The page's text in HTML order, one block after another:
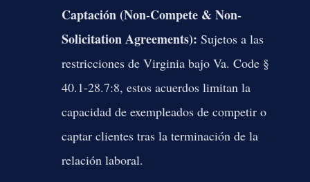
Captación (Non-Compete & Non-
Solicitation Agreements): Sujetos a las
restricciones de Virginia bajo Va. Code §
40.1-28.7:8, estos acuerdos limitan la
capacidad de exempleados de competir o
captar clientes tras la terminación de la
relación laboral.